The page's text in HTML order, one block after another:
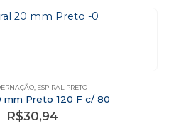
ESPIRAL PRETO
mm Preto 120 F c/ 80
R$30,94